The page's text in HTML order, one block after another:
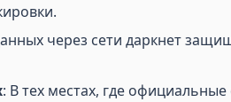
через сети даркнет
: В тех местах, где